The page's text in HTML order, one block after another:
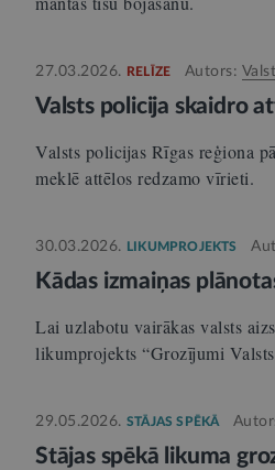
27.03.2026. RELĪZE Autors:
Valsts policija skaidro
Valsts policijas Rīgas reģiona
meklē attēlos redzamo vīrieti.
30.03.2026. LIKUMPROJEKTS
Kādas izmaiņas
Lai uzlabotu vairākas valsts
likumprojekts “Grozījumi
29.05.2026. STĀJAS SPĒKĀ
Stājas spēkā likuma